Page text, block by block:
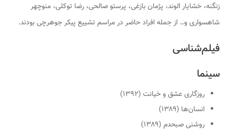
زنگنه، خشایار الوند، پژمان بازغی، پرستو صالحی، رضا توکلی، منوچهر
شاهسواری و… از جمله افراد حاضر در مراسم تشییع پیکر جوهرچی بودند.
فیلم‌شناسی
سینما
روزگاری عشق و خیانت (۱۳۹۲)
انسان‌ها (۱۳۸۹)
روشنی صبحدم (۱۳۸۹)